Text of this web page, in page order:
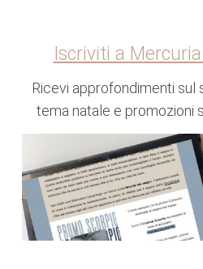
Iscriviti a
Ricevi approfondimenti sul
tema natale e promozioni